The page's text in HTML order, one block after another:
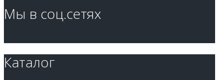
Мы в соц.сетях
Каталог